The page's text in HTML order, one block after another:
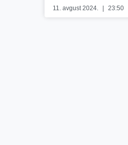
11. avgust 2024. 23:50